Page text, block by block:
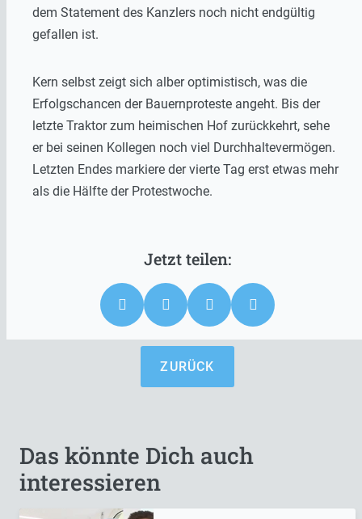
dem Statement des Kanzlers noch nicht endgültig
gefallen ist.
Kern selbst zeigt sich alber optimistisch, was die
Erfolgschancen der Bauernproteste angeht. Bis der
letzte Traktor zum heimischen Hof zurückkehrt, sehe
er bei seinen Kollegen noch viel Durchhaltevermögen.
Letzten Endes markiere der vierte Tag erst etwas mehr
als die Hälfte der Protestwoche.
ZURÜCK
Das könnte Dich auch
interessieren